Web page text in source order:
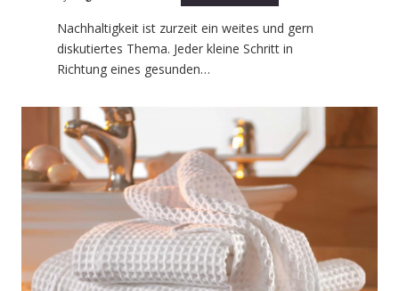
Nachhaltigkeit ist zurzeit ein weites und gern
diskutiertes Thema. Jeder kleine Schritt in
Richtung eines gesunden…